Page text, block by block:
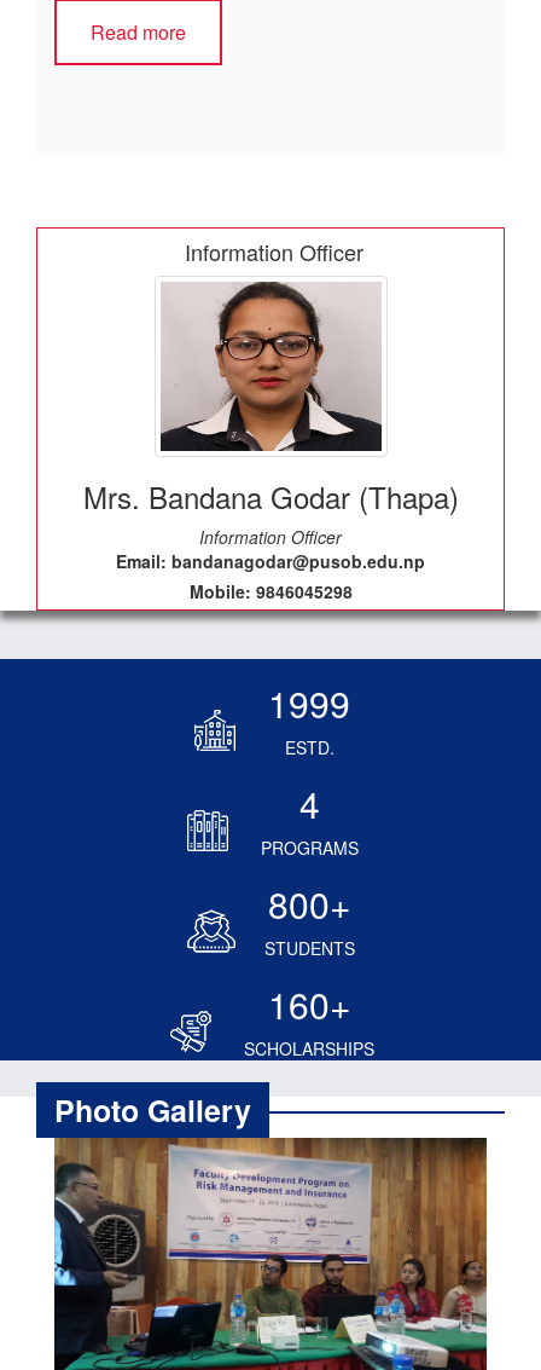
Read more
Information Officer
Mrs. Bandana Godar (Thapa)
Information Officer
Email: bandanagodar@pusob.edu.np
Mobile: 9846045298
1999
ESTD.
4
PROGRAMS
800+
STUDENTS
160+
SCHOLARSHIPS
Photo Gallery